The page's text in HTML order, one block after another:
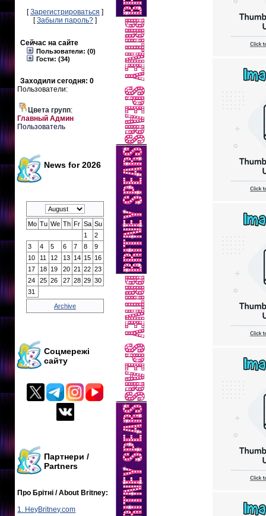
[Зарегистрироваться ]
[Забыли пароль? ]
Сейчас на сайте
Пользователи: (0)
Гости: (34)
Заходили сегодня: 0
Пользователи:
Цвета групп:
Главный Админ
Пользователь
News for 2026
Mo Tu We Th Fr Sa Su
1
2
3
4 5 6 7 8
9
10
11 12 13 14 15 16
17
18 19 20 21 22 23
24
25 26 27 28 29 30
31
Archive
Соцмережі
сайту
Партнери /
Partners
Про Брітні / About Britney:
1. HeyBritney.com